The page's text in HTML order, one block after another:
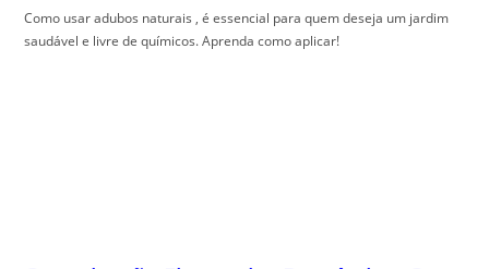
Como usar adubos naturais , é essencial para quem deseja um jardim
saudável e livre de químicos. Aprenda como aplicar!